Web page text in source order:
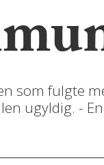
som fulgte
ugyldig. -